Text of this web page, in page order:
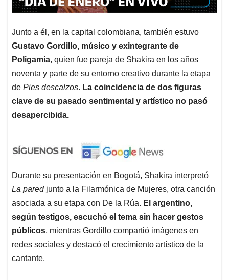
Junto a él, en la capital colombiana, también estuvo
Gustavo Gordillo, músico y exintegrante de
Poligamia, quien fue pareja de Shakira en los años
noventa y parte de su entorno creativo durante la etapa
de Pies descalzos. La coincidencia de dos figuras
clave de su pasado sentimental y artístico no pasó
desapercibida.
Durante su presentación en Bogotá, Shakira interpretó
La paredjunto a la Filarmónica de Mujeres, otra canción
asociada a su etapa con De la Rúa. El argentino,
según testigos, escuchó el tema sin hacer gestos
públicos, mientras Gordillo compartió imágenes en
redes sociales y destacó el crecimiento artístico de la
cantante.